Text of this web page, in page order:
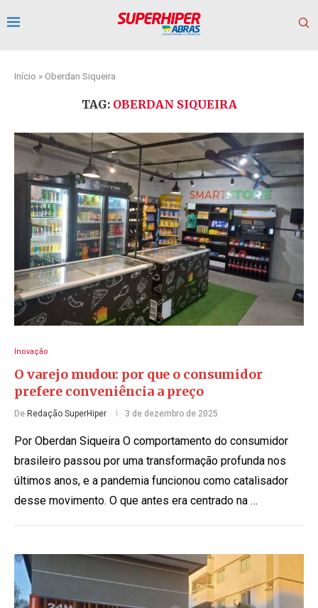
Início » Oberdan Siqueira
TAG: OBERDAN SIQUEIRA
Inovação
O varejo mudou: por que o consumidor
prefere conveniência a preço
De Redação SuperHiper 3 de dezembro de 2025
Por Oberdan Siqueira O comportamento do consumidor
brasileiro passou por uma transformação profunda nos
últimos anos, e a pandemia funcionou como catalisador
desse movimento. O que antes era centrado na …